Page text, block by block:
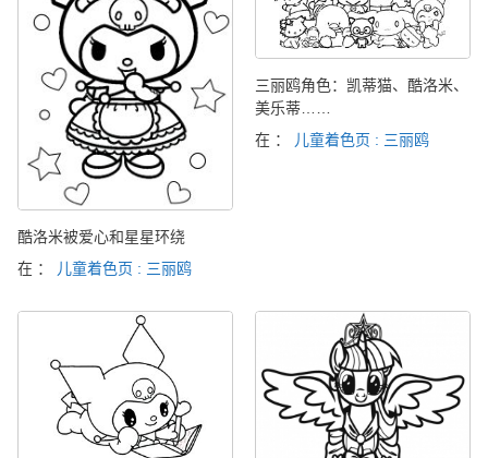
酷洛米被爱心和星星环绕
在 ：
儿童着色页 : 三丽鸥
三丽鸥角色：凯蒂猫、酷洛米、
美乐蒂……
在 ：
儿童着色页 : 三丽鸥